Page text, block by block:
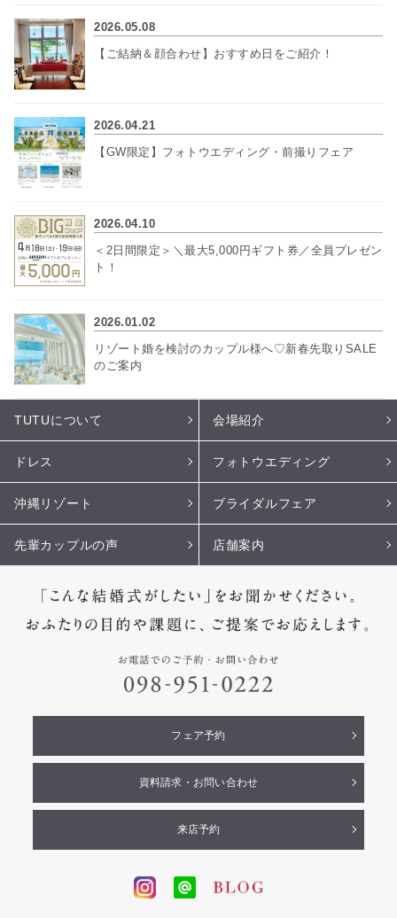
2026.05.08
【ご結納＆顔合わせ】おすすめ日をご紹介！
2026.04.21
【GW限定】フォトウエディング・前撮りフェア
2026.04.10
＜2日間限定＞＼最大5,000円ギフト券／全員プレゼン
ト！
2026.01.02
リゾート婚を検討のカップル様へ♡新春先取りSALE
のご案内
TUTUについて 会場紹介
ドレス フォトウエディング
沖縄リゾート ブライダルフェア
先輩カップルの声 店舗案内
フェア予約
資料請求・お問い合わせ
来店予約